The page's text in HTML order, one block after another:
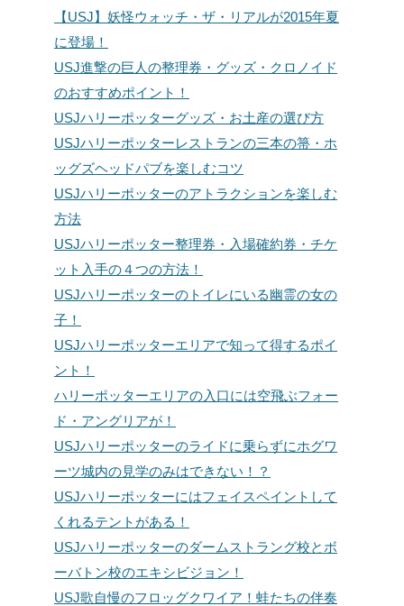
【USJ】妖怪ウォッチ・ザ・リアルが2015年夏
に登場！
USJ進撃の巨人の整理券・グッズ・クロノイド
のおすすめポイント！
USJハリーポッターグッズ・お土産の選び方
USJハリーポッターレストランの三本の箒・ホ
ッグズヘッドパブを楽しむコツ
USJハリーポッターのアトラクションを楽しむ
方法
USJハリーポッター整理券・入場確約券・チケ
ット入手の４つの方法！
USJハリーポッターのトイレにいる幽霊の女の
子！
USJハリーポッターエリアで知って得するポイ
ント！
ハリーポッターエリアの入口には空飛ぶフォー
ド・アングリアが！
USJハリーポッターのライドに乗らずにホグワ
ーツ城内の見学のみはできない！？
USJハリーポッターにはフェイスペイントして
くれるテントがある！
USJハリーポッターのダームストラング校とボ
ーバトン校のエキシビジョン！
USJ歌自慢のフロッグクワイア！蛙たちの伴奏